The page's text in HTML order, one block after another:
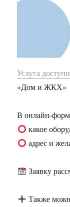
Услуга
«Дом и ЖКХ»
В онлайн-
какое
адрес и
Заявку
Также